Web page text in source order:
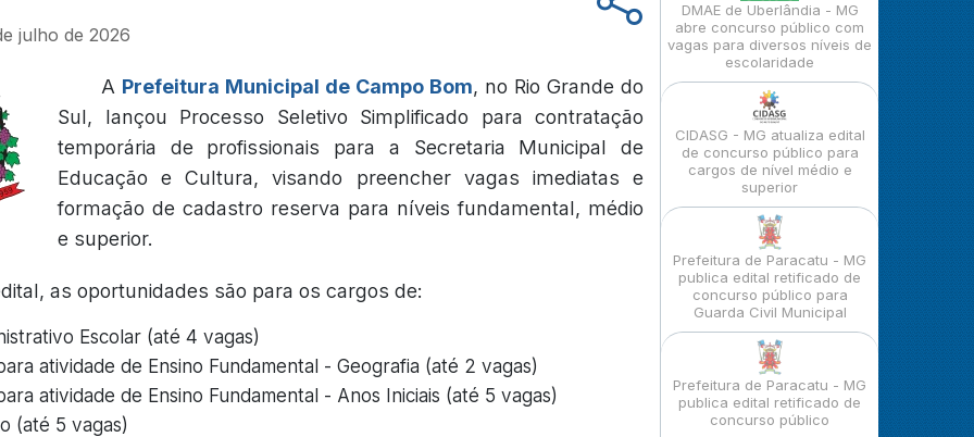
julho de 2026
A Prefeitura Municipal de Campo Bom, no Rio Grande do
Sul, lançou Processo Seletivo Simplificado para contratação
temporária de profissionais para a Secretaria Municipal de
Educação e Cultura, visando preencher vagas imediatas e
formação de cadastro reserva para níveis fundamental, médio
e superior.
as oportunidades são para os cargos de:
Escolar (até 4 vagas)
atividade de Ensino Fundamental - Geografia (até 2 vagas)
atividade de Ensino Fundamental - Anos Iniciais (até 5 vagas)
(até 5 vagas)
DMAE de Uberlândia - MG
abre concurso público com
vagas para diversos níveis de
escolaridade
CIDASG - MG atualiza edital
de concurso público para
cargos de nível médio e
superior
Prefeitura de Paracatu - MG
publica edital retificado de
concurso público para
Guarda Civil Municipal
Prefeitura de Paracatu - MG
publica edital retificado de
concurso público